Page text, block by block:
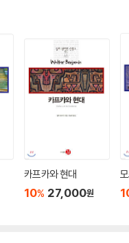
카프카와 현대
10% 27,000원